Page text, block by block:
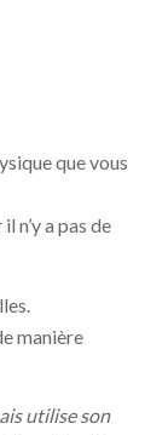
que vous
n’y a pas de
manière
utilise son